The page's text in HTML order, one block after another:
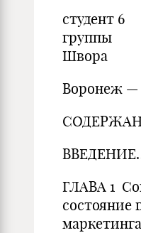
студент 6
Швора
Воронеж —
ГЛАВА 1
состояние